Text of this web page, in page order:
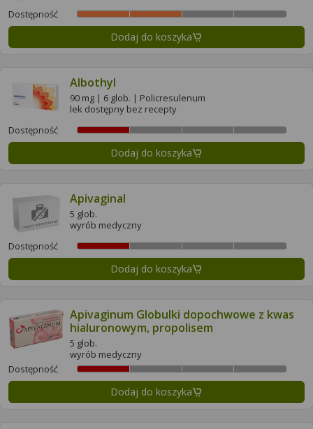
Dostępność
Dodaj do koszyka
Albothyl
90 mg | 6 glob. | Policresulenum
lek dostępny bez recepty
Dostępność
Dodaj do koszyka
Apivaginal
5 glob.
wyrób medyczny
Dostępność
Dodaj do koszyka
Apivaginum Globulki dopochwowe z kwas
hialuronowym, propolisem
5 glob.
wyrób medyczny
Dostępność
Dodaj do koszyka
Więcej informacji na temat wykorzystywania narzędzi
zewnętrznych w naszym serwisie znajdziesz w